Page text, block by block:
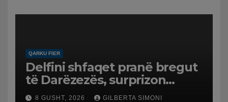
QARKU FIER
Delfini shfaqet pranë bregut
të Darëzezës, surprizon
pushuesit dhe banorët
8 GUSHT, 2026 GILBERTA SIMONI